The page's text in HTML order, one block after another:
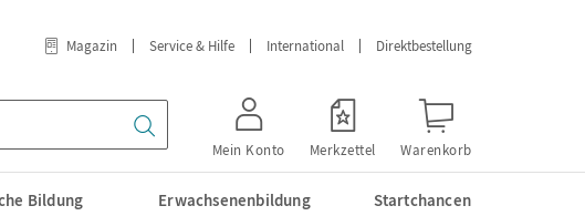
Magazin Service & Hilfe International Direktbestellung
Mein Konto Merkzettel Warenkorb
Bildung Erwachsenenbildung Startchancen